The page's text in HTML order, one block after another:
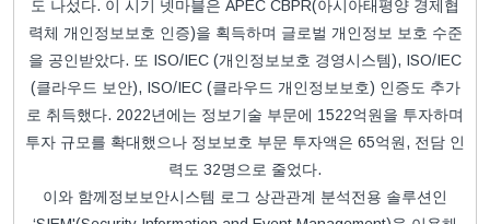
도 나섰다. 이 시기 넷마블은 APEC CBPR(아시아태평양 경제협
력체 개인정보보호 인증)을 획득하며 글로벌 개인정보 보호 수준
을 공인받았다. 또 ISO/IEC (개인정보보호 경영시스템), ISO/IEC
(클라우드 보안), ISO/IEC (클라우드 개인정보보호) 인증도 추가
로 취득했다. 2022년에는 정보기술 부문에 1522억원을 투자하며
투자 규모를 확대했으나 정보보호 부문 투자액은 65억원, 전담 인
력도 32명으로 줄었다.
이와 함께정보보안시스템 로그 상관관계 분석전용 솔루션인